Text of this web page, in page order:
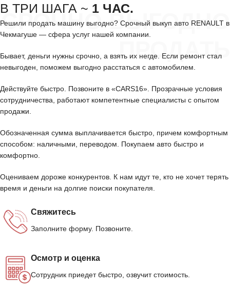
СРОЧНО ВЫГОДНО
ПРОДАТЬ
В ТРИ ШАГА ~ 1 ЧАС.
Решили продать машину выгодно? Срочный выкуп авто RENAULT в
Чекмагуше — сфера услуг нашей компании.
Бывает, деньги нужны срочно, а взять их негде. Если ремонт стал
невыгоден, поможем выгодно расстаться с автомобилем.
Действуйте быстро. Позвоните в «CARS16». Прозрачные условия
сотрудничества, работают компетентные специалисты с опытом
продажи.
Обозначенная сумма выплачивается быстро, причем комфортным
способом: наличными, переводом. Покупаем авто быстро и
комфортно.
Оцениваем дороже конкурентов. К нам идут те, кто не хочет терять
время и деньги на долгие поиски покупателя.
Свяжитесь
Заполните форму. Позвоните.
Осмотр и оценка
Сотрудник приедет быстро, озвучит стоимость.